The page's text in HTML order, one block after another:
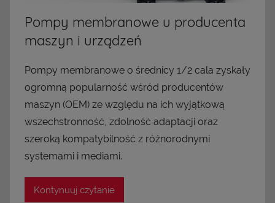
Pompy membranowe u producenta
maszyn i urządzeń
Pompy membranowe o średnicy 1/2 cala zyskały
ogromną popularność wśród producentów
maszyn (OEM) ze względu na ich wyjątkową
wszechstronność, zdolność adaptacji oraz
szeroką kompatybilność z różnorodnymi
systemami i mediami.
Kontynuuj czytanie